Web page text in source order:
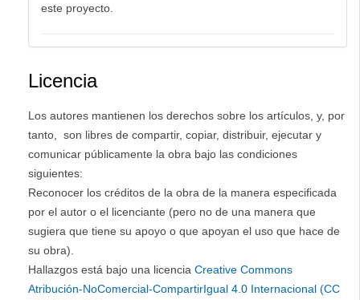
este proyecto.
Licencia
Los autores mantienen los derechos sobre los artículos, y, por
tanto, son libres de compartir, copiar, distribuir, ejecutar y
comunicar públicamente la obra bajo las condiciones
siguientes:
Reconocer los créditos de la obra de la manera especificada
por el autor o el licenciante (pero no de una manera que
sugiera que tiene su apoyo o que apoyan el uso que hace de
su obra).
Hallazgos está bajo una licencia Creative Commons
Atribución-NoComercial-CompartirIgual 4.0 Internacional (CC